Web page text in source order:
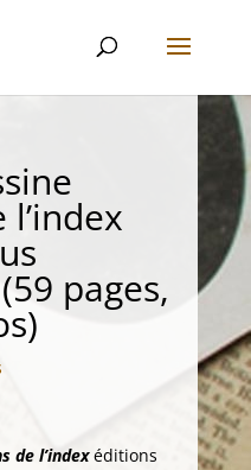
pages,
de l’index éditions